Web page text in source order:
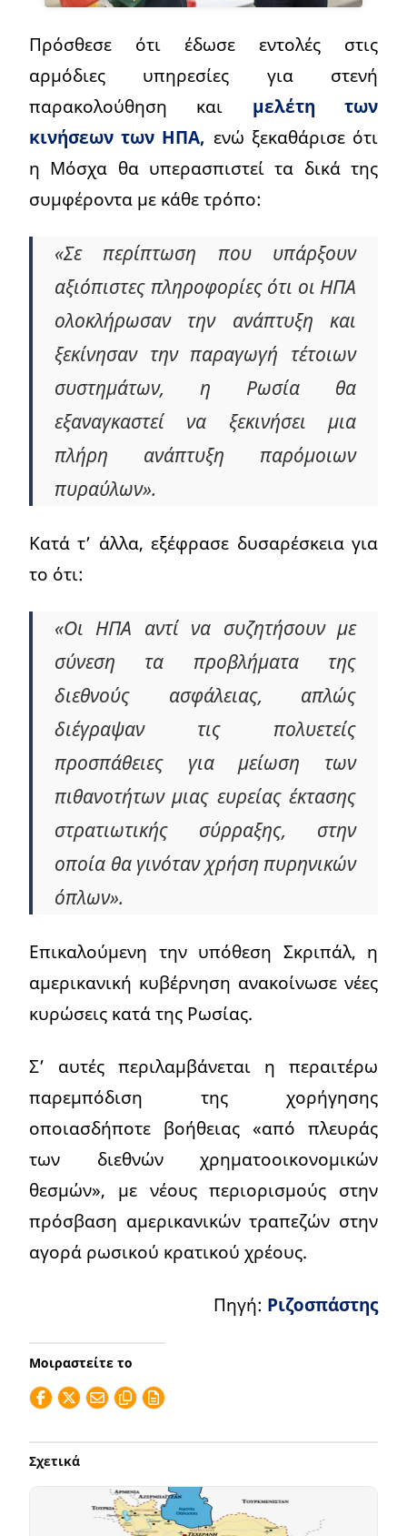
Πρόσθεσε ότι έδωσε εντολές στις
αρμόδιες υπηρεσίες για στενή
παρακολούθηση και μελέτη των
κινήσεων των ΗΠΑ, ενώ ξεκαθάρισε ότι
η Μόσχα θα υπερασπιστεί τα δικά της
συμφέροντα με κάθε τρόπο:
«Σε περίπτωση που υπάρξουν
αξιόπιστες πληροφορίες ότι οι ΗΠΑ
ολοκλήρωσαν την ανάπτυξη και
ξεκίνησαν την παραγωγή τέτοιων
συστημάτων, η Ρωσία θα
εξαναγκαστεί να ξεκινήσει μια
πλήρη ανάπτυξη παρόμοιων
πυραύλων».
Κατά τ’ άλλα, εξέφρασε δυσαρέσκεια για
το ότι:
«Οι ΗΠΑ αντί να συζητήσουν με
σύνεση τα προβλήματα της
διεθνούς ασφάλειας, απλώς
διέγραψαν τις πολυετείς
προσπάθειες για μείωση των
πιθανοτήτων μιας ευρείας έκτασης
στρατιωτικής σύρραξης, στην
οποία θα γινόταν χρήση πυρηνικών
όπλων».
Επικαλούμενη την υπόθεση Σκριπάλ, η
αμερικανική κυβέρνηση ανακοίνωσε νέες
κυρώσεις κατά της Ρωσίας.
Σ’ αυτές περιλαμβάνεται η περαιτέρω
παρεμπόδιση της χορήγησης
οποιασδήποτε βοήθειας «από πλευράς
των διεθνών χρηματοοικονομικών
θεσμών», με νέους περιορισμούς στην
πρόσβαση αμερικανικών τραπεζών στην
αγορά ρωσικού κρατικού χρέους.
Πηγή: Ριζοσπάστης
Μοιραστείτε το
Σχετικά